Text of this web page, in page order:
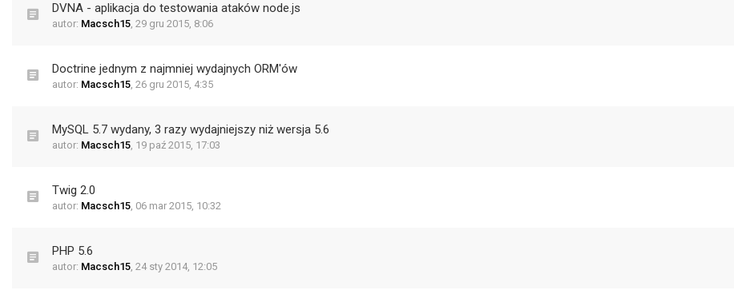
DVNA - aplikacja do testowania ataków node.js
autor: Macsch15, 29 gru 2015, 8:06
Doctrine jednym z najmniej wydajnych ORM'ów
autor: Macsch15, 26 gru 2015, 4:35
MySQL 5.7 wydany, 3 razy wydajniejszy niż wersja 5.6
autor: Macsch15, 19 paź 2015, 17:03
Twig 2.0
autor: Macsch15, 06 mar 2015, 10:32
PHP 5.6
autor: Macsch15, 24 sty 2014, 12:05